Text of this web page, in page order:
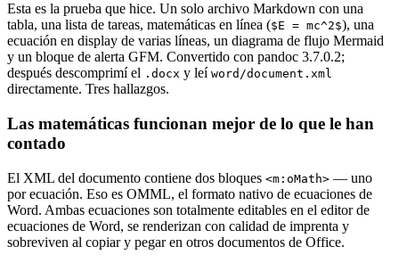
Esta es la prueba que hice. Un solo archivo Markdown con una
tabla, una lista de tareas, matemáticas en línea ($E = mc^2$), una
ecuación en display de varias líneas, un diagrama de flujo Mermaid
y un bloque de alerta GFM. Convertido con pandoc 3.7.0.2;
después descomprimí el .docx y leí word/document.xml
directamente. Tres hallazgos.
Las matemáticas funcionan mejor de lo que le han
contado
El XML del documento contiene dos bloques <m:oMath> — uno
por ecuación. Eso es OMML, el formato nativo de ecuaciones de
Word. Ambas ecuaciones son totalmente editables en el editor de
ecuaciones de Word, se renderizan con calidad de imprenta y
sobreviven al copiar y pegar en otros documentos de Office.